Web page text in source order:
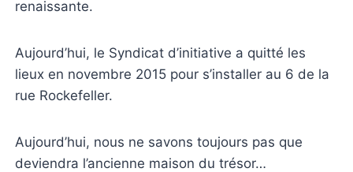
renaissante.
Aujourd’hui, le Syndicat d’initiative a quitté les
lieux en novembre 2015 pour s’installer au 6 de la
rue Rockefeller.
Aujourd’hui, nous ne savons toujours pas que
deviendra l’ancienne maison du trésor…